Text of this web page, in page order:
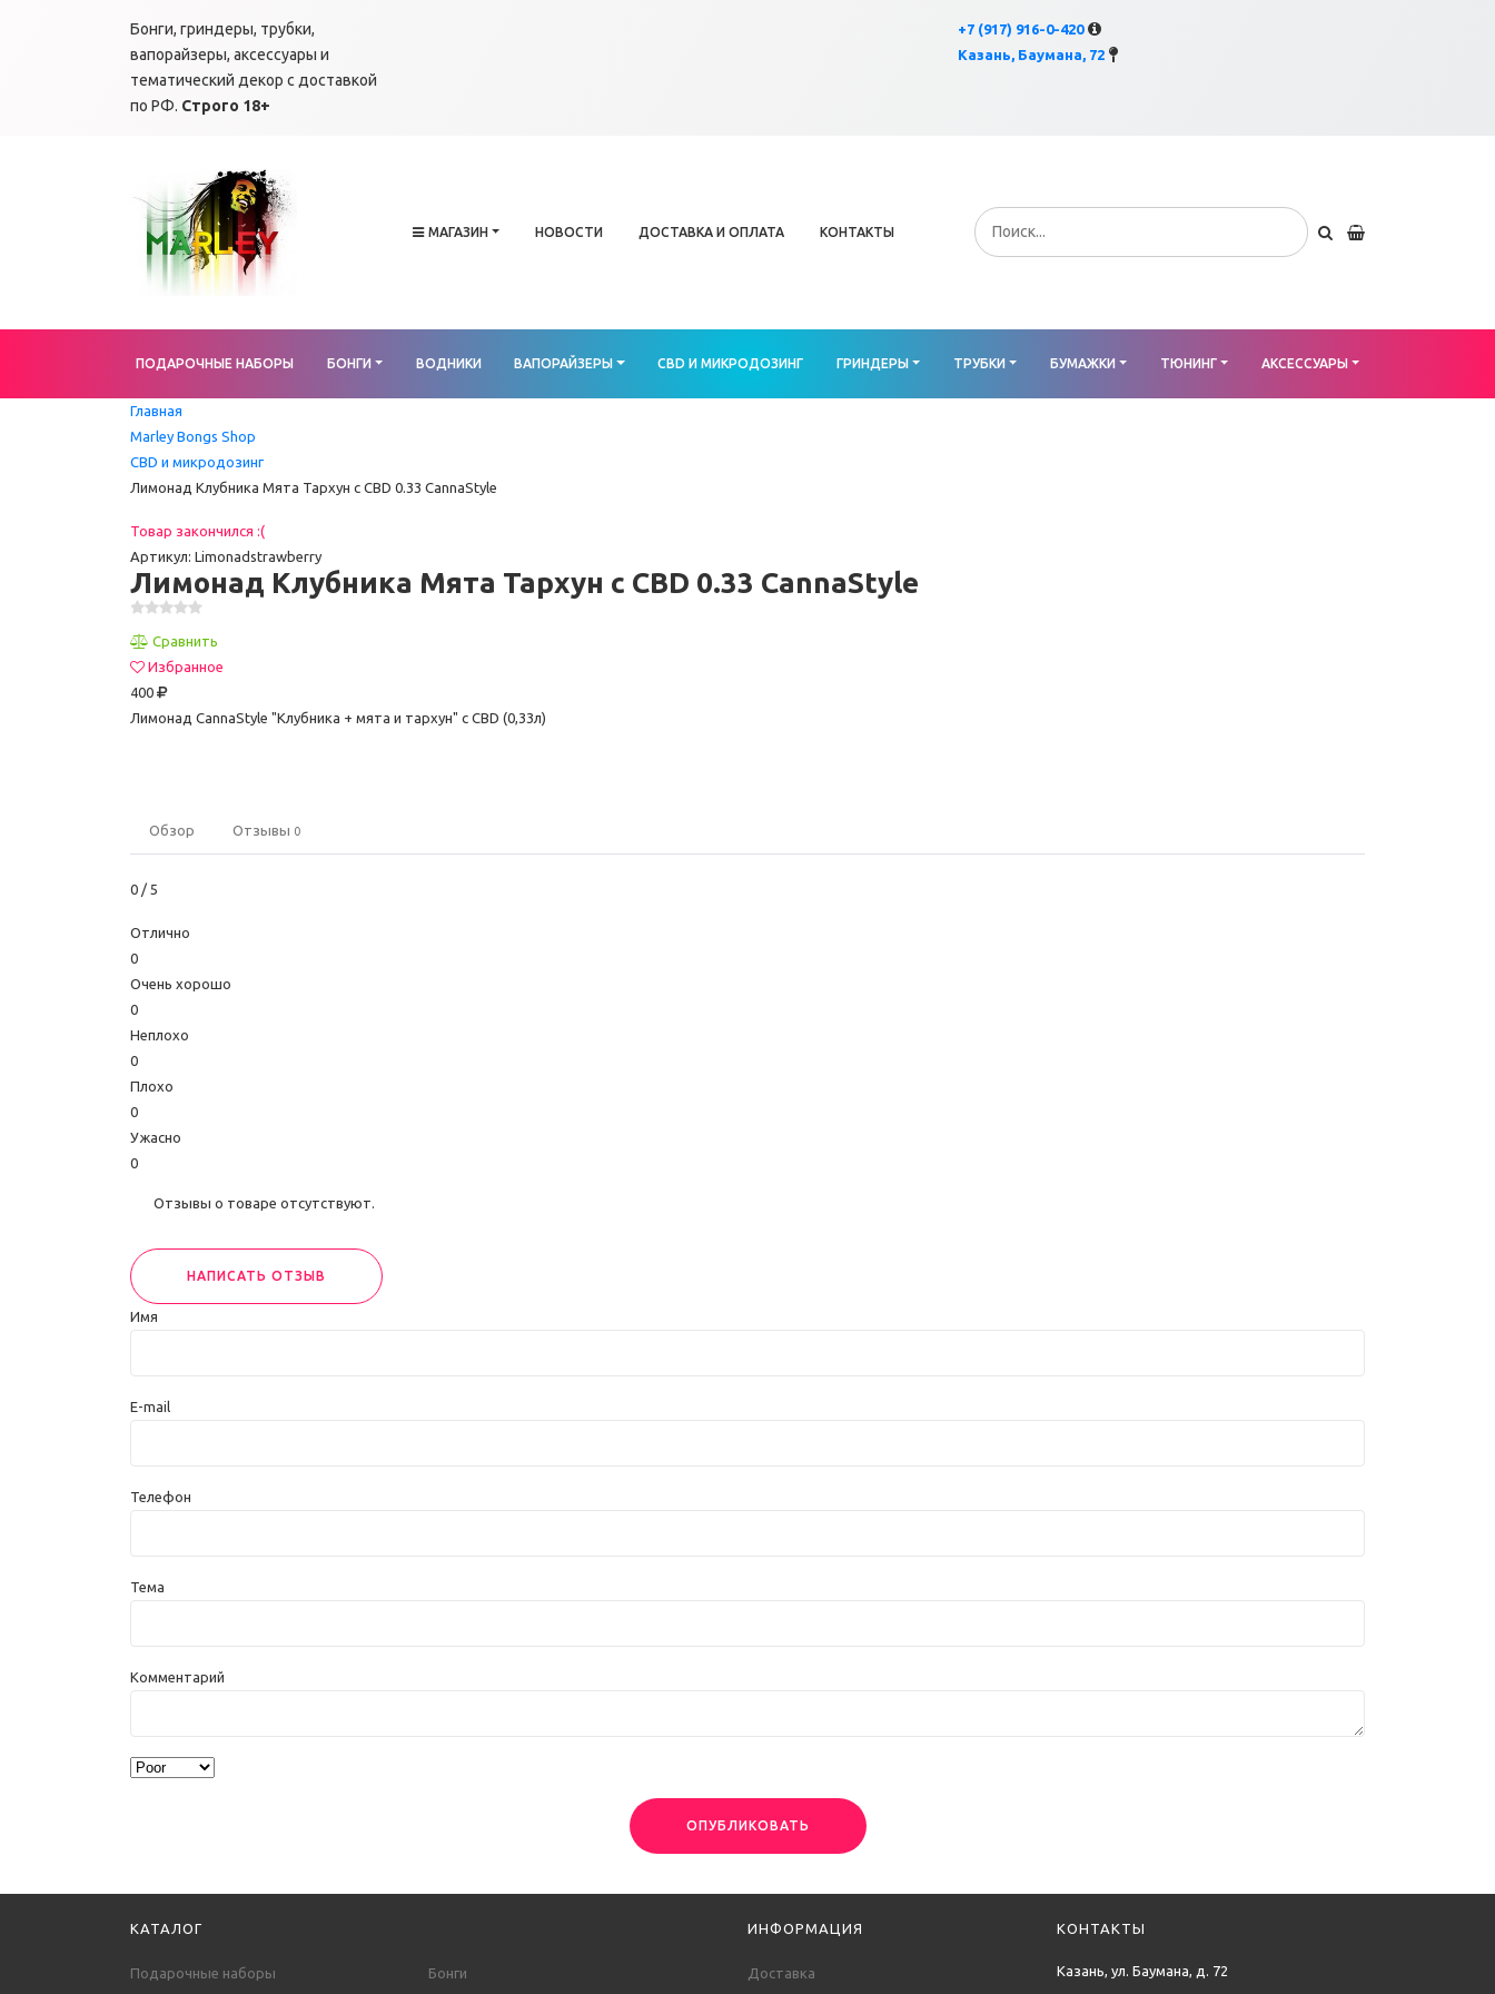
Бонги, гриндеры, трубки,
вапорайзеры, аксессуары и
тематический декор с доставкой
по РФ. Строго 18+
+7 (917) 916-0-420
Казань, Баумана, 72
МАГАЗИН НОВОСТИ ДОСТАВКА И ОПЛАТА КОНТАКТЫ
ПОДАРОЧНЫЕ НАБОРЫ БОНГИ ВОДНИКИ ВАПОРАЙЗЕРЫ CBD И МИКРОДОЗИНГ ГРИНДЕРЫ ТРУБКИ БУМАЖКИ ТЮНИНГ АКСЕССУАРЫ
Главная
Marley Bongs Shop
CBD и микродозинг
Лимонад Клубника Мята Тархун с CBD 0.33 CannaStyle
Товар закончился :(
Артикул: Limonadstrawberry
Лимонад Клубника Мята Тархун с CBD 0.33 CannaStyle
Сравнить
Избранное
400
Лимонад CannaStyle "Клубника + мята и тархун" с CBD (0,33л)
Обзор Отзывы 0
0 / 5
Отлично
0
Очень хорошо
0
Неплохо
0
Плохо
0
Ужасно
0
Отзывы о товаре отсутствуют.
НАПИСАТЬ ОТЗЫВ
Имя
E-mail
Телефон
Тема
Комментарий
ОПУБЛИКОВАТЬ
КАТАЛОГ
Подарочные наборы Бонги
ИНФОРМАЦИЯ
Доставка
КОНТАКТЫ
Казань, ул. Баумана, д. 72